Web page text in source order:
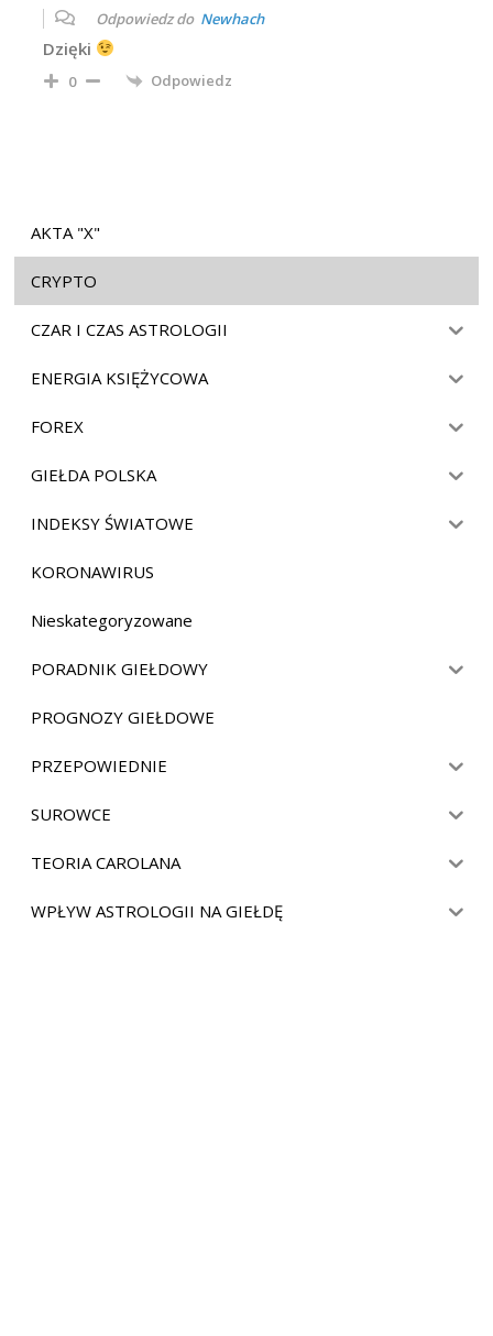
Odpowiedz do Newhach
Dzięki
0 Odpowiedz
AKTA "X"
CRYPTO
CZAR I CZAS ASTROLOGII
ENERGIA KSIĘŻYCOWA
FOREX
GIEŁDA POLSKA
INDEKSY ŚWIATOWE
KORONAWIRUS
Nieskategoryzowane
PORADNIK GIEŁDOWY
PROGNOZY GIEŁDOWE
PRZEPOWIEDNIE
SUROWCE
TEORIA CAROLANA
WPŁYW ASTROLOGII NA GIEŁDĘ